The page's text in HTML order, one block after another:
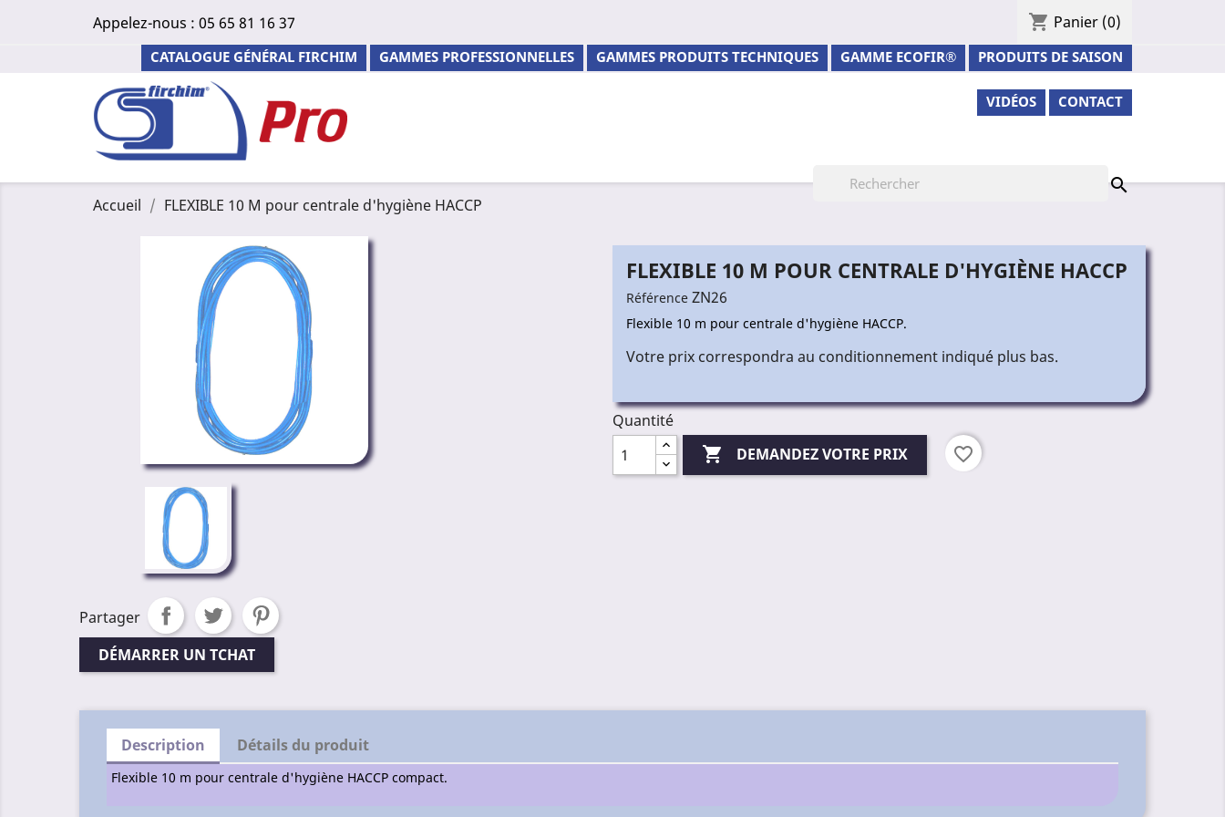
Appelez-nous : 05 65 81 16 37 shopping_cart Panier (0)
CATALOGUE GÉNÉRAL FIRCHIM GAMMES PROFESSIONNELLES GAMMES PRODUITS TECHNIQUES GAMME ECOFIR® PRODUITS DE SAISON
VIDÉOS CONTACT

Accueil FLEXIBLE 10 M pour centrale d'hygiène HACCP
FLEXIBLE 10 M POUR CENTRALE D'HYGIÈNE HACCP
Référence ZN26
Flexible 10 m pour centrale d'hygiène HACCP.
Votre prix correspondra au conditionnement indiqué plus bas.
Quantité
 DEMANDEZ VOTRE PRIX favorite_border
Partager
DÉMARRER UN TCHAT
Description Détails du produit
Flexible 10 m pour centrale d'hygiène HACCP compact.